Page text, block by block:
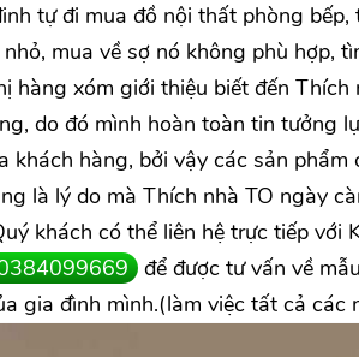
tự đi mua đồ nội thất phòng
mua về sợ nó không phù hợp,
hàng xóm giới thiệu biết đến
do đó mình hoàn toàn tin tưởng
khách hàng, bởi vậy các sản
là lý do mà Thích nhà TO ngày
khách có thể liên hệ trực tiếp
để được tư vấn về
gia đình mình.(làm việc tất cả